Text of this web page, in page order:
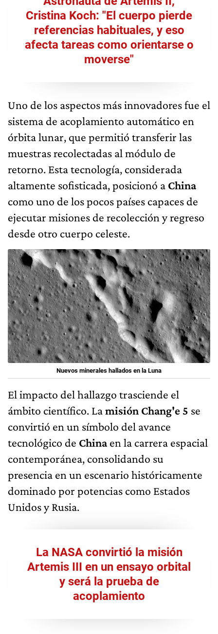
Cristina Koch: "El cuerpo pierde
referencias habituales, y eso
afecta tareas como orientarse o
moverse"
Uno de los aspectos más innovadores fue el
sistema de acoplamiento automático en
órbita lunar, que permitió transferir las
muestras recolectadas al módulo de
retorno. Esta tecnología, considerada
altamente sofisticada, posicionó a China
como uno de los pocos países capaces de
ejecutar misiones de recolección y regreso
desde otro cuerpo celeste.
Nuevos minerales hallados en la Luna
El impacto del hallazgo trasciende el
ámbito científico. Lamisión Chang'e 5 se
convirtió en un símbolo del avance
tecnológico de Chinaen la carrera espacial
contemporánea, consolidando su
presencia en un escenario históricamente
dominado por potencias como Estados
Unidos y Rusia.
La NASA convirtió la misión
Artemis III en un ensayo orbital
y será la prueba de
acoplamiento